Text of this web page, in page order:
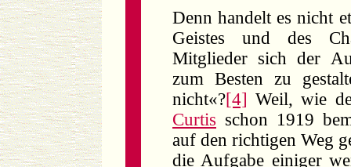
Denn handelt es nicht
Geistes und des
Mitglieder sich der
zum Besten zu
nicht«?[4] Weil, wie
Curtis schon 1919
auf den richtigen Weg
die Aufgabe einiger